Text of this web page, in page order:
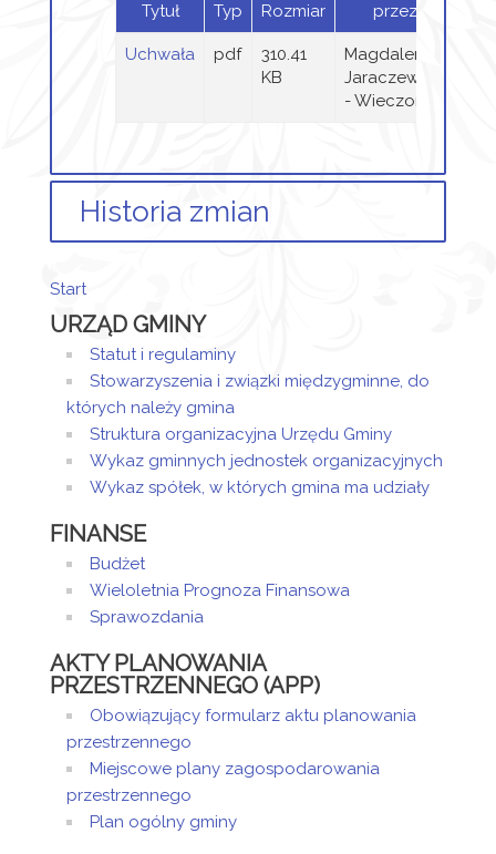
Tytuł Typ Rozmiar
przez
Uchwała pdf
310.41
KB
Magdalena
Jaraczewska
- Wieczorek
Historia zmian
został
utworzony.
Dodane
załączniki
Uchwała
23 grudzień
2024 15:22
- Wieczorek
został
zmieniony.
Start
URZĄD GMINY
Statut i regulaminy
Stowarzyszenia i związki międzygminne, do
których należy gmina
Struktura organizacyjna Urzędu Gminy
Wykaz gminnych jednostek organizacyjnych
Wykaz spółek, w których gmina ma udziały
FINANSE
Budżet
Wieloletnia Prognoza Finansowa
Sprawozdania
AKTY PLANOWANIA
PRZESTRZENNEGO (APP)
Obowiązujący formularz aktu planowania
przestrzennego
Miejscowe plany zagospodarowania
przestrzennego
Plan ogólny gminy